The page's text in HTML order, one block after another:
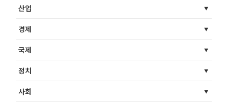
산업
경제
국제
정치
사회